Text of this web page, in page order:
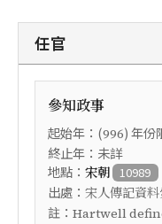
任官
參知政事
起始年：(996) 年份
終止年：未詳
地點： 宋朝 10989
出處： 宋人傳記資
註： Hartwell